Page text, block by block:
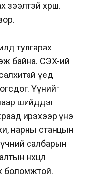
зээлтэй хөрш.
тулгарах
байна. СЭХ-ий
үед
Үүнийг
шийддэг
ирэхээр үнэ
нарны станцын
салбарын
нөхцөлөө
боломжтой.